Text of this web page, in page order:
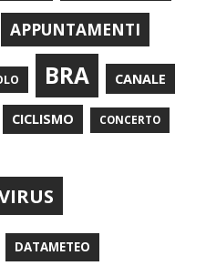
APPUNTAMENTI
BRA CANALE
CICLISMO CONCERTO
DATAMETEO